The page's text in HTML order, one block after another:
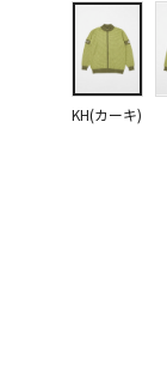
KH(カーキ)